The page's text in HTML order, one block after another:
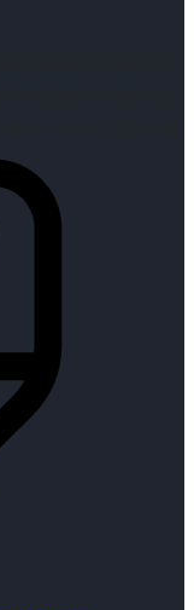
capital humano y
encuentro de sus
antes un placer.